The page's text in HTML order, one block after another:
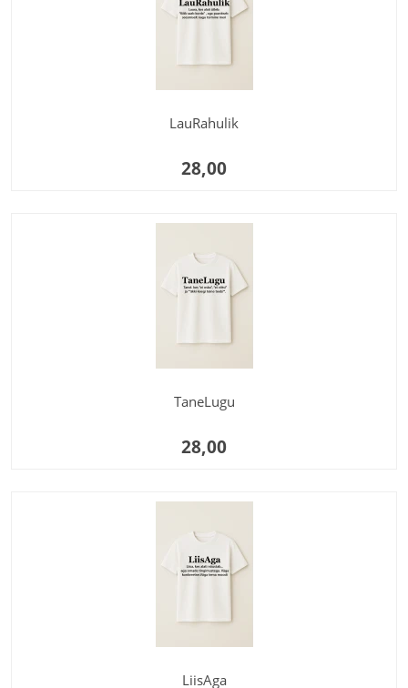
LauRahulik
28,00
TaneLugu
28,00
LiisAga